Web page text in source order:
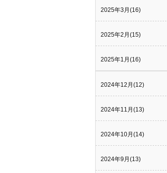
2025年3月(16)
2025年2月(15)
2025年1月(16)
2024年12月(12)
2024年11月(13)
2024年10月(14)
2024年9月(13)